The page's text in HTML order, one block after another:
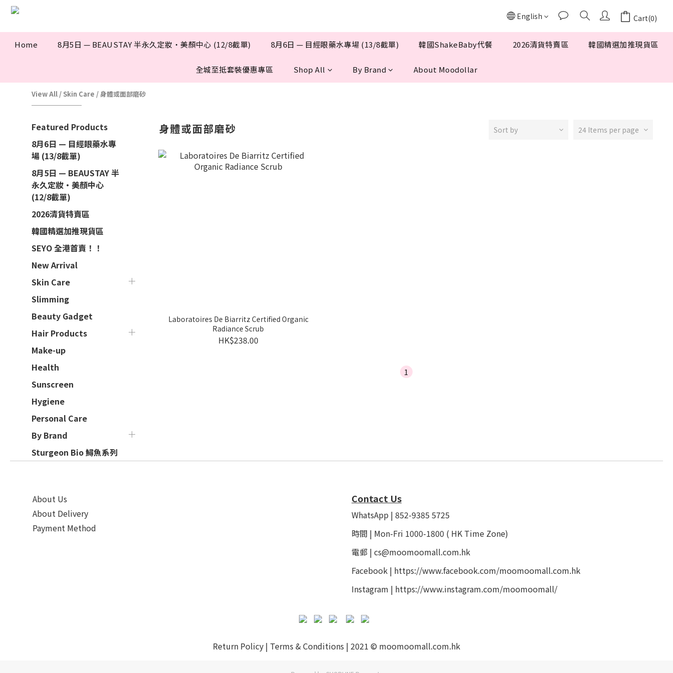
English Cart(0)
Home 8月5日 — BEAUSTAY 半永久定妝·美顏中心 (12/8截單) 8月6日 — 目經眼藥水專場 (13/8截單) 韓國ShakeBaby代餐 2026清貨特賣區 韓國精選加推現貨區
全城至抵套裝優惠專區 Shop All By Brand About Moodollar
View All / Skin Care /身體或面部磨砂
Featured Products
8月6日 — 目經眼藥水專
場 (13/8截單)
8月5日 — BEAUSTAY 半
永久定妝·美顏中心
(12/8截單)
2026清貨特賣區
韓國精選加推現貨區
SEYO 全港首賣！！
New Arrival
Skin Care
Slimming
Beauty Gadget
Hair Products
Make-up
Health
Sunscreen
Hygiene
Personal Care
By Brand
Sturgeon Bio 鱘魚系列
身體或面部磨砂 Sort by 24 Items per page
Laboratoires De Biarritz Certified Organic
Radiance Scrub
HK$238.00
1
About Us
About Delivery
Payment Method
Contact Us
WhatsApp | 852-9385 5725
時間 | Mon-Fri 1000-1800 ( HK Time Zone)
電郵 | cs@moomoomall.com.hk
Facebook | https://www.facebook.com/moomoomall.com.hk
Instagram | https://www.instagram.com/moomoomall/
Return Policy | Terms & Conditions | 2021 © moomoomall.com.hk